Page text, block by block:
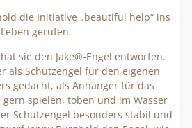
die Initiative „beautiful help“ ins
Leben gerufen.
sie den Jake®-Engel entworfen.
als Schutzengel für den eigenen
gedacht, als Anhänger für das
gern spielen, toben und im Wasser
Schutzengel besonders stabil und